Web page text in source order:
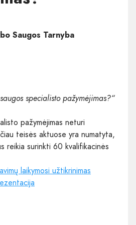
Saugos Tarnyba
specialisto pažymėjimas?“
pažymėjimas neturi
teisės aktuose yra numatyta,
reikia surinkti 60 kvalifikacinės
laikymosi užtikrinimas